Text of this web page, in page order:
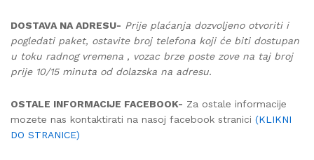
DOSTAVA NA ADRESU- Prije plaćanja dozvoljeno otvoriti i
pogledati paket, ostavite broj telefona koji će biti dostupan
u toku radnog vremena , vozac brze poste zove na taj broj
prije 10/15 minuta od dolazska na adresu.
OSTALE INFORMACIJE FACEBOOK- Za ostale informacije
mozete nas kontaktirati na nasoj facebook stranici (KLIKNI
DO STRANICE)